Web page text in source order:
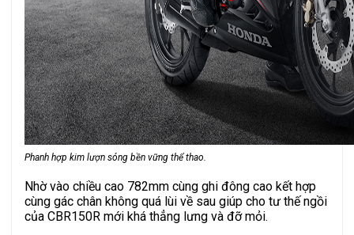
Phanh hợp kim lượn sóng bền vững thể thao.
Nhờ vào chiều cao 782mm cùng ghi đông cao kết hợp
cùng gác chân không quá lùi về sau giúp cho tư thế ngồi
của CBR150R mới khá thẳng lưng và đỡ mỏi.